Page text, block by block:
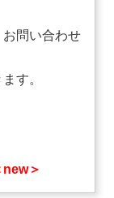
問い合わせ
す。
new＞